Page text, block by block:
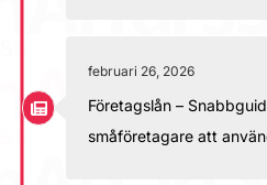
februari 26, 2026
Företagslån –
småföretagare att